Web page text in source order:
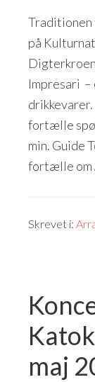
Traditionen
på
Impresari –
fortælle
min. Guide
fortælle om
Skrevet i:
maj